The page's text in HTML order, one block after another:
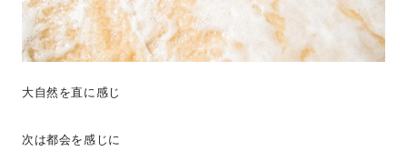
大自然を直に感じ
次は都会を感じに